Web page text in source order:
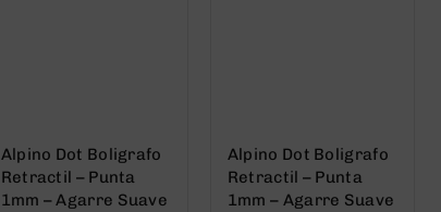
Alpino Dot Boligrafo
Retractil – Punta
1mm – Agarre Suave
Alpino Dot Boligrafo
Retractil – Punta
1mm – Agarre Suave